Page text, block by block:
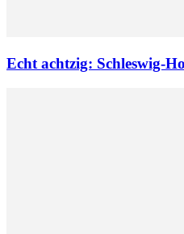
Echt achtzig: Schleswig-